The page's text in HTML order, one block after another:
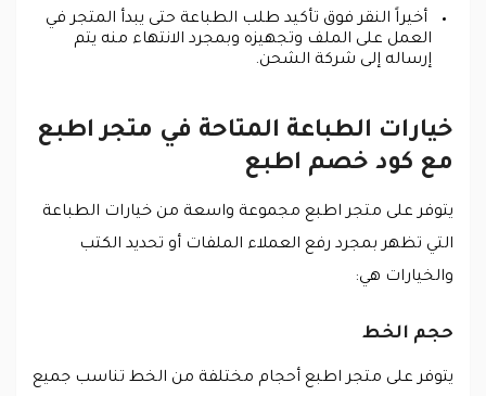
أخيراً النقر فوق تأكيد طلب الطباعة حتى يبدأ المتجر في
العمل على الملف وتجهيزه وبمجرد الانتهاء منه يتم
إرساله إلى شركة الشحن.
خيارات الطباعة المتاحة في متجر اطبع
مع كود خصم اطبع
يتوفر على متجر اطبع مجموعة واسعة من خيارات الطباعة
التي تظهر بمجرد رفع العملاء الملفات أو تحديد الكتب
والخيارات هي:
حجم الخط
يتوفر على متجر اطبع أحجام مختلفة من الخط تناسب جميع